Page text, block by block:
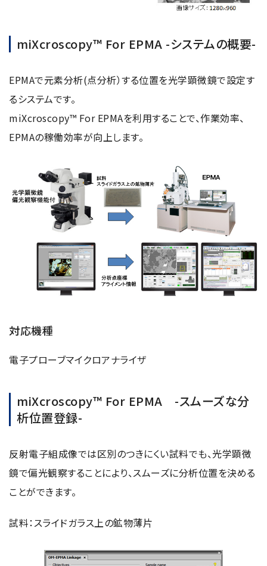
miXcroscopy™ For EPMA -システムの概要-
EPMAで元素分析(点分析）する位置を光学顕微鏡で設定す
るシステムです。
miXcroscopy™ For EPMAを利用することで、作業効率、
EPMAの稼働効率が向上します。
対応機種
電子プローブマイクロアナライザ
miXcroscopy™ For EPMA -スムーズな分
析位置登録-
反射電子組成像では区別のつきにくい試料でも、光学顕微
鏡で偏光観察することにより、スムーズに分析位置を決める
ことができます。
試料：スライドガラス上の鉱物薄片